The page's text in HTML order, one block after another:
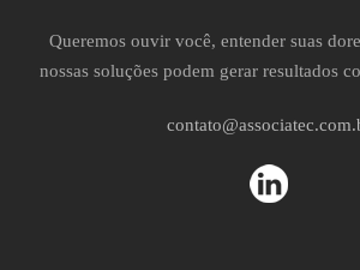
Queremos ouvir você, entender suas
nossas soluções podem gerar resultados